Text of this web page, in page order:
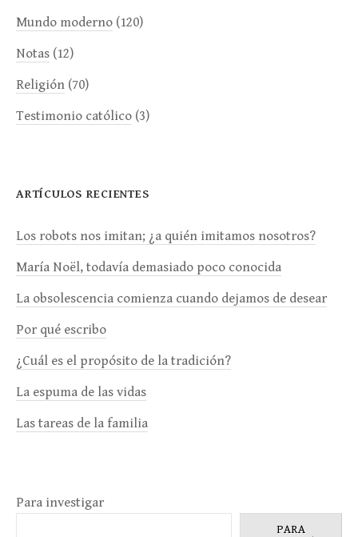
Mundo moderno (120)
Notas (12)
Religión (70)
Testimonio católico (3)
ARTÍCULOS RECIENTES
Los robots nos imitan; ¿a quién imitamos nosotros?
María Noël, todavía demasiado poco conocida
La obsolescencia comienza cuando dejamos de desear
Por qué escribo
¿Cuál es el propósito de la tradición?
La espuma de las vidas
Las tareas de la familia
Para investigar
PARA